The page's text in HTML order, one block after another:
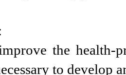
the health-
to develop